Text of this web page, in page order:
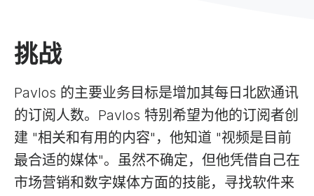
挑战
Pavlos 的主要业务目标是增加其每日北欧通讯
的订阅人数。Pavlos 特别希望为他的订阅者创
建 "相关和有用的内容"，他知道 "视频是目前
最合适的媒体"。虽然不确定，但他凭借自己在
市场营销和数字媒体方面的技能，寻找软件来